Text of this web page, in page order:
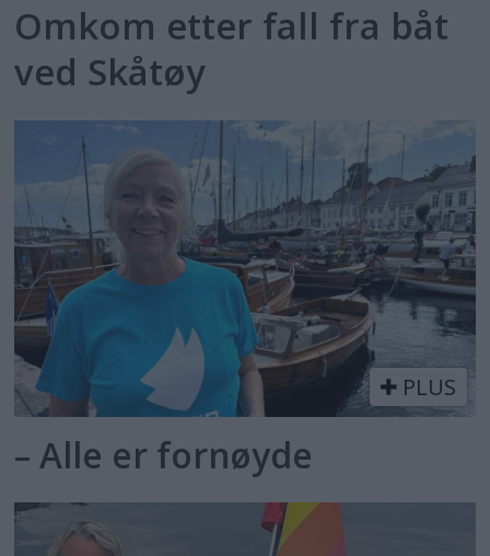
Omkom etter fall fra båt
ved Skåtøy
PLUS
– Alle er fornøyde